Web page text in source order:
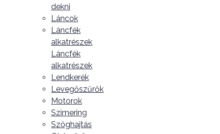
dekni
Láncok
Láncfék
alkatrészek
Láncfék
alkatrészek
Lendkerék
Levegőszűrők
Motorok
Szimering
Szöghajtás